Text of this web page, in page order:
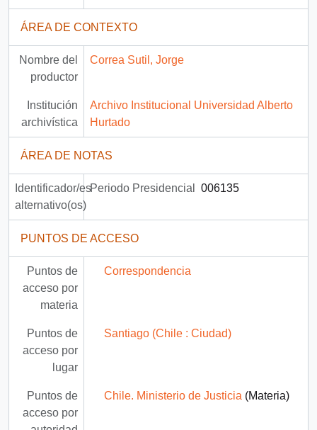
ÁREA DE CONTEXTO
Nombre del
productor
Correa Sutil, Jorge
Institución
archivística
Archivo Institucional Universidad Alberto
Hurtado
ÁREA DE NOTAS
Identificador/es
alternativo(os)
Periodo Presidencial 006135
PUNTOS DE ACCESO
Puntos de
acceso por
materia
Correspondencia
Puntos de
acceso por
lugar
Santiago (Chile : Ciudad)
Puntos de
acceso por
Chile. Ministerio de Justicia (Materia)